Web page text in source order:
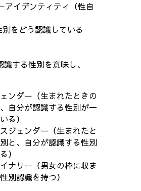
アイデンティティ（性自
をどう認識している
する性別を意味し、
ンダー（生まれたときの
自分が認識する性別が一
る）
ジェンダー（生まれたと
と、自分が認識する性別
）
ナリー（男女の枠に収ま
別認識を持つ）